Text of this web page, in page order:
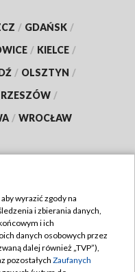
/ GDAŃSK /
/ KIELCE /
/ OLSZTYN /
RZESZÓW /
/ WROCŁAW
wyrazić zgody na
i zbierania danych,
i ich
danych osobowych przez
dalej również „TVP”),
pozostałych Zaufanych